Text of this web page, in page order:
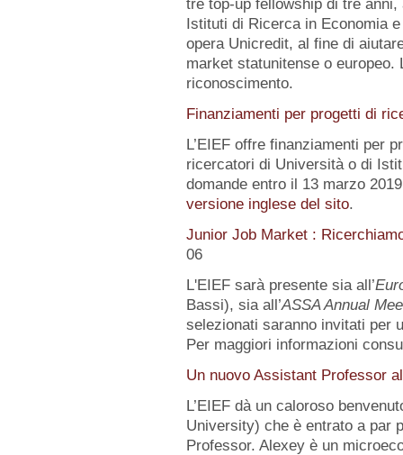
tre top-up fellowship di tre
Istituti di Ricerca in Economia
opera Unicredit, al fine di
market statunitense o europeo.
riconoscimento.
Finanziamenti per progetti di
L’EIEF offre finanziamenti per
ricercatori di Università o di
domande entro il 13 marzo
versione inglese del sito.
Junior Job Market :
06
L'EIEF sarà presente sia all’
Bassi), sia all’ASSA Annual
selezionati saranno invitati per
Per maggiori informazioni
Un nuovo Assistant Professor
L’EIEF dà un caloroso
University) che è entrato a par
Professor. Alexey è un